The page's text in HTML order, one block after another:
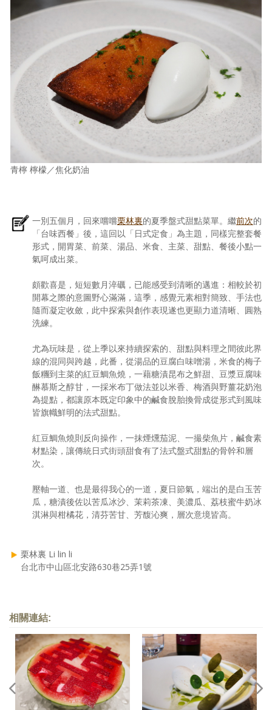
青檸 檸檬／焦化奶油
一別五個月，回來嚐嚐栗林裏的夏季盤式甜點菜單。繼前次的
「台味西餐」後，這回以「日式定食」為主題，同樣完整套餐
形式，開胃菜、前菜、湯品、米食、主菜、甜點、餐後小點一
氣呵成出菜。
頗歡喜是，短短數月淬礪，已能感受到清晰的邁進：相較於初
開幕之際的意圖野心滿滿，這季，感覺元素相對簡致、手法也
隨而凝定收斂，此中探索與創作表現遂也更顯力道清晰、圓熟
洗練。
尤為玩味是，從上季以來持續探索的、甜點與料理之間彼此界
線的混同與跨越，此番，從湯品的豆腐白味噌湯，米食的梅子
飯糰到主菜的紅豆鯛魚燒，一藉糖漬昆布之鮮甜、豆漿豆腐味
醂慕斯之醇甘，一採米布丁做法並以米香、梅酒與野薑花奶泡
為提點，都讓原本既定印象中的鹹食脫胎換骨成從形式到風味
皆旗幟鮮明的法式甜點。
紅豆鯛魚燒則反向操作，一抹煙燻茄泥、一撮柴魚片，鹹食素
材點染，讓傳統日式街頭甜食有了法式盤式甜點的骨幹和層
次。
壓軸一道、也是最得我心的一道，夏日節氣，端出的是白玉苦
瓜，糖漬後佐以苦瓜冰沙、茉莉茶凍、美濃瓜、荔枝蜜牛奶冰
淇淋與柑橘花，清芬苦甘、芳馥沁爽，層次意境皆高。
栗林裏 Li lin li
台北市中山區北安路630巷25弄1號
相關連結: